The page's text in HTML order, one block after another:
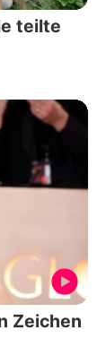
teilte
Zeichen